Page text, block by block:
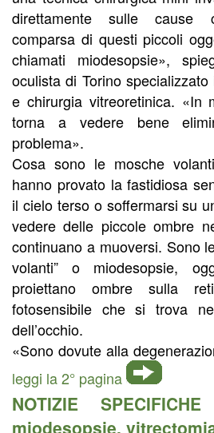
direttamente sulle cause
comparsa di questi piccoli
chiamati miodesopsie»,
oculista di Torino
e chirurgia vitreoretinica. «In
torna a vedere bene
problema».
Cosa sono le mosche
hanno provato la fastidiosa
il cielo terso o soffermarsi su
vedere delle piccole ombre
continuano a muoversi. Sono
volanti” o miodesopsie,
proiettano ombre sulla
fotosensibile che si trova
dell’occhio.
«Sono dovute alla
leggi la 2° pagina
NOTIZIE
miodesopsie,